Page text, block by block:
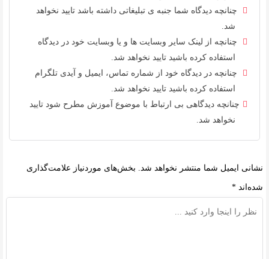
چنانچه دیدگاه شما جنبه ی تبلیغاتی داشته باشد تایید نخواهد
شد.
چنانچه از لینک سایر وبسایت ها و یا وبسایت خود در دیدگاه
استفاده کرده باشید تایید نخواهد شد.
چنانچه در دیدگاه خود از شماره تماس، ایمیل و آیدی تلگرام
استفاده کرده باشید تایید نخواهد شد.
چنانچه دیدگاهی بی ارتباط با موضوع آموزش مطرح شود تایید
نخواهد شد.
نشانی ایمیل شما منتشر نخواهد شد. بخش‌های موردنیاز علامت‌گذاری
شده‌اند *